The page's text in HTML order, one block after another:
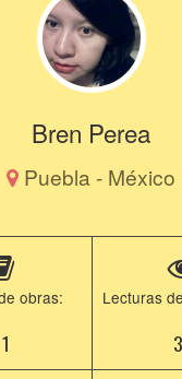
Bren Perea
Puebla - México
obras:
1
Lecturas